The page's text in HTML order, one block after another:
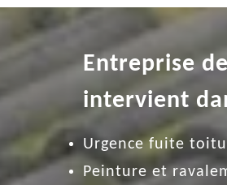
Entreprise
intervient
Urgence fuite
Peinture et